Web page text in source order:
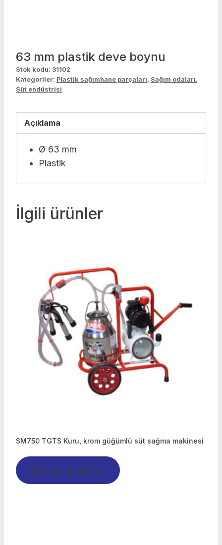
63 mm plastik deve boynu
Stok kodu: 31102
Kategoriler: Plastik sağımhane parçaları, Sağım odaları,
Süt endüstrisi
Açıklama
Ø 63 mm
Plastik
İlgili ürünler
SM750 TGTS Kuru, krom güğümlü süt sağma makinesi
Devamını oku